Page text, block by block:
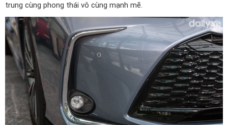
trung cùng phong thái vô cùng mạnh mẽ.